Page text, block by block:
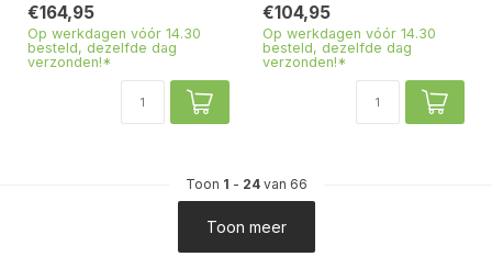
€164,95
Op werkdagen vóór 14.30
besteld, dezelfde dag
verzonden!*
€104,95
Op werkdagen vóór 14.30
besteld, dezelfde dag
verzonden!*
Toon 1 - 24van 66
Toon meer